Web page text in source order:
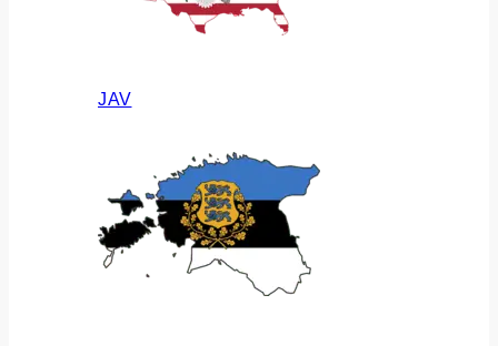
JAV